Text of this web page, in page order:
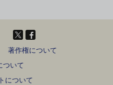
著作権について
ついて
について